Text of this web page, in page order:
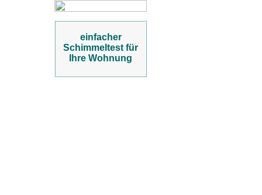
einfacher
Schimmeltest für
Ihre Wohnung